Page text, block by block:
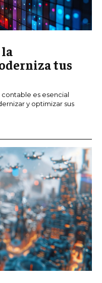
RESPONSABILIDAD
periodista de negocios e
en un reconocido
desde noticias
Creo firmemente en
manteniendo a la
domina los buscadores,
tus
es esencial
y optimizar sus